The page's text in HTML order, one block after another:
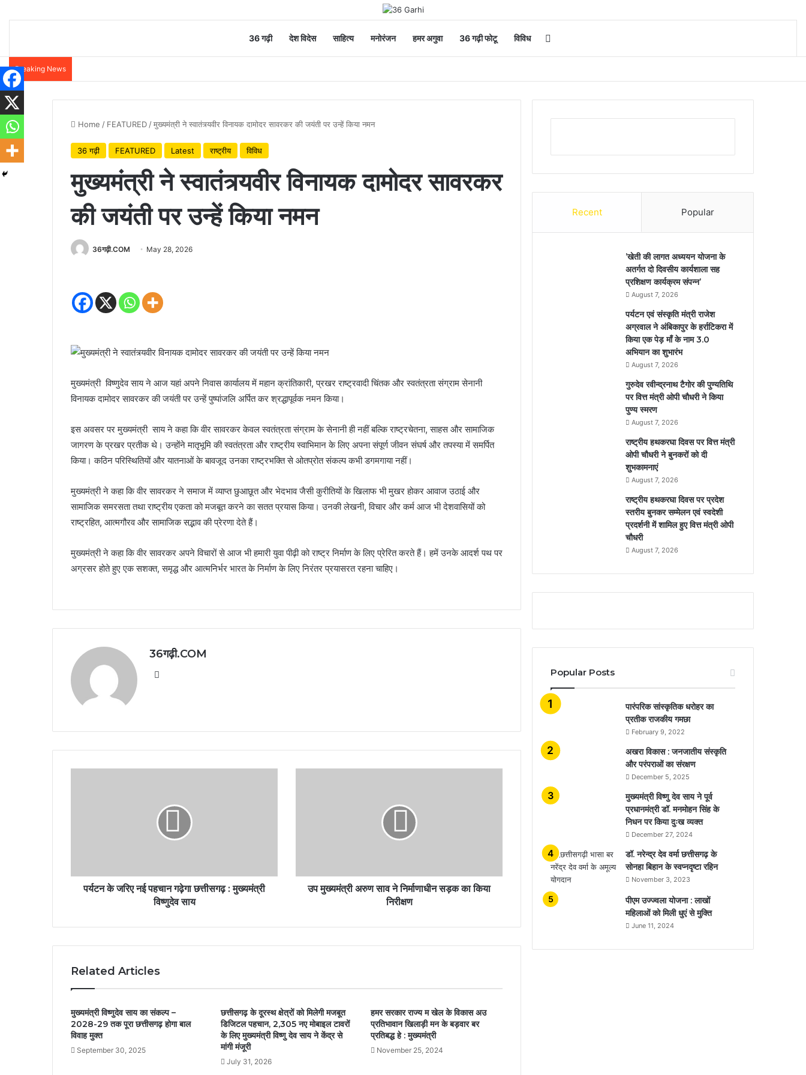
36 गढ़ी देश विदेस साहित्य मनोरंजन हमर अगुवा 36 गढ़ी फोटू विविध
Breaking News
Home / FEATURED /मुख्यमंत्री ने स्वातंत्र्यवीर विनायक दामोदर सावरकर की जयंती पर उन्हें किया नमन
36 गढ़ी FEATURED Latest राष्ट्रीय विविध
मुख्यमंत्री ने स्वातंत्र्यवीर विनायक दामोदर सावरकर
की जयंती पर उन्हें किया नमन
36गढ़ी.COM May 28, 2026
मुख्यमंत्री विष्णुदेव साय ने आज यहां अपने निवास कार्यालय में महान क्रांतिकारी, प्रखर राष्ट्रवादी चिंतक और स्वतंत्रता संग्राम सेनानी
विनायक दामोदर सावरकर की जयंती पर उन्हें पुष्पांजलि अर्पित कर श्रद्धापूर्वक नमन किया।
इस अवसर पर मुख्यमंत्री साय ने कहा कि वीर सावरकर केवल स्वतंत्रता संग्राम के सेनानी ही नहीं बल्कि राष्ट्रचेतना, साहस और सामाजिक
जागरण के प्रखर प्रतीक थे। उन्होंने मातृभूमि की स्वतंत्रता और राष्ट्रीय स्वाभिमान के लिए अपना संपूर्ण जीवन संघर्ष और तपस्या में समर्पित
किया। कठिन परिस्थितियों और यातनाओं के बावजूद उनका राष्ट्रभक्ति से ओतप्रोत संकल्प कभी डगमगाया नहीं।
मुख्यमंत्री ने कहा कि वीर सावरकर ने समाज में व्याप्त छुआछूत और भेदभाव जैसी कुरीतियों के खिलाफ भी मुखर होकर आवाज उठाई और
सामाजिक समरसता तथा राष्ट्रीय एकता को मजबूत करने का सतत प्रयास किया। उनकी लेखनी, विचार और कर्म आज भी देशवासियों को
राष्ट्रहित, आत्मगौरव और सामाजिक सद्भाव की प्रेरणा देते हैं।
मुख्यमंत्री ने कहा कि वीर सावरकर अपने विचारों से आज भी हमारी युवा पीढ़ी को राष्ट्र निर्माण के लिए प्रेरित करते हैं। हमें उनके आदर्श पथ पर
अग्रसर होते हुए एक सशक्त, समृद्ध और आत्मनिर्भर भारत के निर्माण के लिए निरंतर प्रयासरत रहना चाहिए।
36गढ़ी.COM
पर्यटन के जरिए नई पहचान गढ़ेगा छत्तीसगढ़ : मुख्यमंत्री
विष्णुदेव साय
उप मुख्यमंत्री अरुण साव ने निर्माणाधीन सड़क का किया
निरीक्षण
Related Articles
मुख्यमंत्री विष्णुदेव साय का संकल्प –
2028-29 तक पूरा छत्तीसगढ़ होगा बाल
विवाह मुक्त
September 30, 2025
छत्तीसगढ़ के दूरस्थ क्षेत्रों को मिलेगी मजबूत
डिजिटल पहचान, 2,305 नए मोबाइल टावरों
के लिए मुख्यमंत्री विष्णु देव साय ने केंद्र से
मांगी मंजूरी
July 31, 2026
हमर सरकार राज्य म खेल के विकास अउ
प्रतिभावान खिलाड़ी मन के बड़वार बर
प्रतिबद्ध हे : मुख्यमंत्री
November 25, 2024
Recent Popular
’खेती की लागत अध्ययन योजना के
अतर्गत दो दिवसीय कार्यशाला सह
प्रशिक्षण कार्यक्रम संपन्न’
August 7, 2026
पर्यटन एवं संस्कृति मंत्री राजेश
अग्रवाल ने अंबिकापुर के हर्राटिकरा में
किया एक पेड़ माँ के नाम 3.0
अभियान का शुभारंभ
August 7, 2026
गुरुदेव रवीन्द्रनाथ टैगोर की पुण्यतिथि
पर वित्त मंत्री ओपी चौधरी ने किया
पुण्य स्मरण
August 7, 2026
राष्ट्रीय हथकरघा दिवस पर वित्त मंत्री
ओपी चौधरी ने बुनकरों को दी
शुभकामनाएं
August 7, 2026
राष्ट्रीय हथकरघा दिवस पर प्रदेश
स्तरीय बुनकर सम्मेलन एवं स्वदेशी
प्रदर्शनी में शामिल हुए वित्त मंत्री ओपी
चौधरी
August 7, 2026
Popular Posts
​​​​​​​पारंपरिक सांस्कृतिक धरोहर का
प्रतीक राजकीय गमछा
February 9, 2022
अखरा विकास : जनजातीय संस्कृति
और परंपराओं का संरक्षण
December 5, 2025
मुख्यमंत्री विष्णु देव साय ने पूर्व
प्रधानमंत्री डॉ. मनमोहन सिंह के
निधन पर किया दुःख व्यक्त
December 27, 2024
डॉ. नरेन्द्र देव वर्मा छत्तीसगढ़ के
सोनहा बिहान के स्वप्नदृष्टा रहिन
November 3, 2023
पीएम उज्ज्वला योजना : लाखों
महिलाओं को मिली धुएं से मुक्ति
June 11, 2024